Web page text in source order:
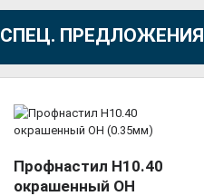
СПЕЦ. ПРЕДЛОЖЕНИЯ
Профнастил Н10.40
окрашенный ОН